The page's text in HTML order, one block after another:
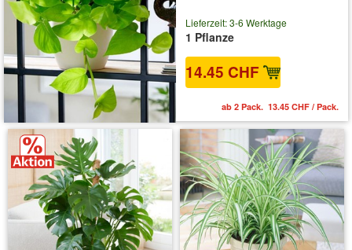
Lieferzeit: 3-6 Werktage
1 Pflanze
14.45 CHF
ab 2 Pack. 13.45 CHF / Pack.